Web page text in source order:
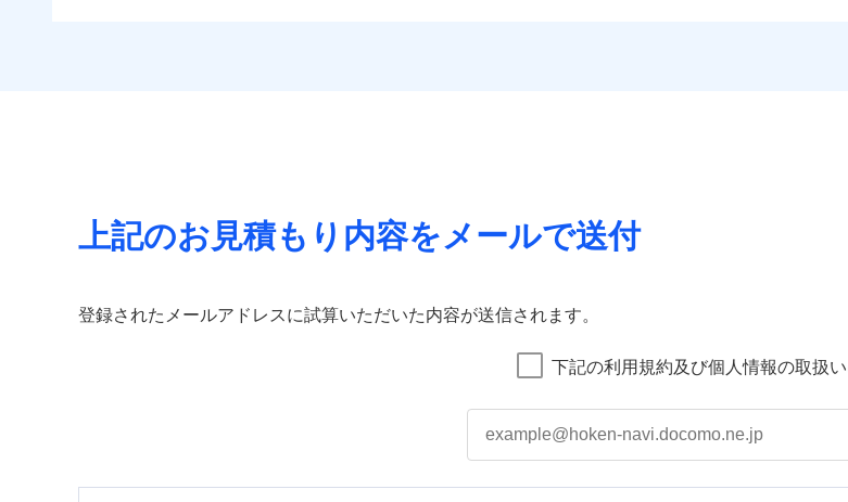
上記のお見積もり内容をメールで送付
登録されたメールアドレスに試算いただいた内容が送信されます。
下記の利用規約及び個人情報の取扱